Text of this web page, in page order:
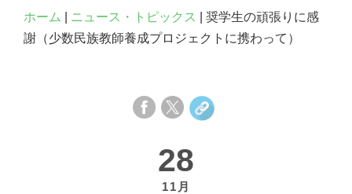
ホーム ニュース・トピックス
奨学生の頑張りに感
謝（少数民族教師養成プロジェクトに携わって）
28
11月